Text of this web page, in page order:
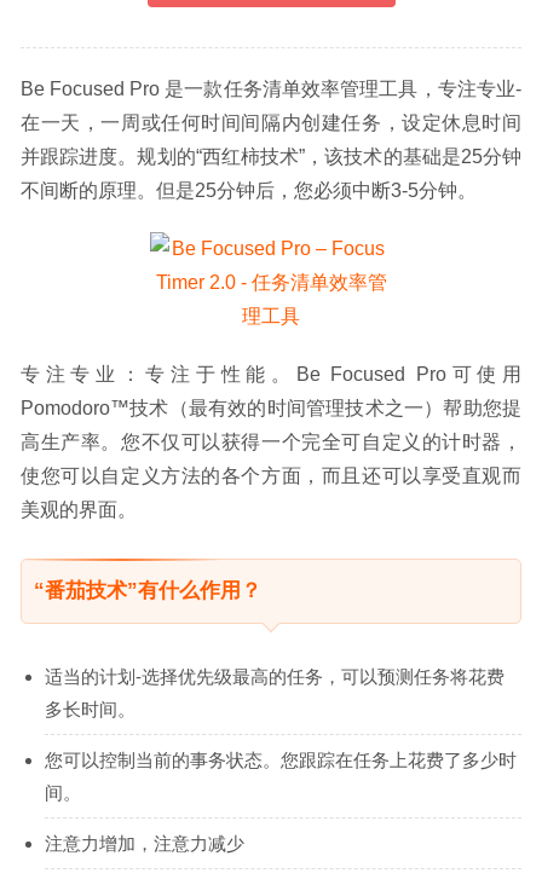
Be Focused Pro 是一款任务清单效率管理工具，专注专业-
在一天，一周或任何时间间隔内创建任务，设定休息时间
并跟踪进度。规划的“西红柿技术”，该技术的基础是25分钟
不间断的原理。但是25分钟后，您必须中断3-5分钟。
专注专业：专注于性能。Be Focused Pro可使用
Pomodoro™技术（最有效的时间管理技术之一）帮助您提
高生产率。您不仅可以获得一个完全可自定义的计时器，
使您可以自定义方法的各个方面，而且还可以享受直观而
美观的界面。
“番茄技术”有什么作用？
适当的计划-选择优先级最高的任务，可以预测任务将花费
多长时间。
您可以控制当前的事务状态。您跟踪在任务上花费了多少时
间。
注意力增加，注意力减少